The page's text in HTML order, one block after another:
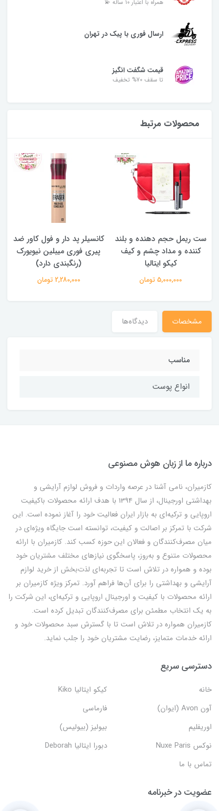
همراه با اعتبار ۱۰ ساله 💫
ارسال فوری با پیک در تهران
قیمت شگفت انگیز
تا سقف 70% تخفیف
محصولات مرتبط
ست ریمل حجم دهنده و بلند
کننده و مداد چشم و کیف
کیکو ایتالیا
5,000,000 تومان
کانسیلر پد دار و فول کاور ضد
پیری فوری میبلین نیویورک
(رنگبندی دارد)
2,280,000 تومان
مشخصات دیدگاه‌ها
مناسب
انواع پوست
درباره ما از زبان هوش مصنوعی
کازمیران، نامی آشنا در عرصه واردات و فروش لوازم آرایشی و
بهداشتی اورجینال، از سال 1394 با هدف ارائه محصولات باکیفیت
اروپایی و ترکیه‌ای به بازار ایران فعالیت خود را آغاز نموده است. این
شرکت با تمرکز بر اصالت و کیفیت، توانسته است جایگاه ویژه‌ای در
میان مصرف‌کنندگان و فعالان این حوزه کسب کند. کازمیران با ارائه
محصولات متنوع و به‌روز، پاسخگوی نیازهای مختلف مشتریان خود
بوده و همواره در تلاش است تا تجربه‌ای لذت‌بخش از خرید لوازم
آرایشی و بهداشتی را برای آن‌ها فراهم آورد. تمرکز ویژه کازمیران بر
ارائه محصولات با کیفیت و اورجینال اروپایی و ترکیه‌ای، این شرکت را
به یک انتخاب مطمئن برای مصرف‌کنندگان تبدیل کرده است.
کازمیران همواره در تلاش است تا با گسترش سبد محصولات خود و
ارائه خدمات متمایز، رضایت مشتریان خود را جلب نماید.
دسترسی سریع
خانه
کیکو ایتالیا Kiko
آون Avon (ایوان)
فارماسی
اوریفلیم
بیولیز (بیولیس)
نوکس Nuxe Paris
دبورا ایتالیا Deborah
تماس با ما
عضویت در خبرنامه